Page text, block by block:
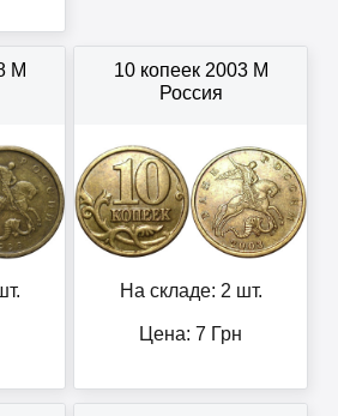
М
10 копеек 2003 М
Россия
На складе: 2 шт.
Цена: 7 Грн